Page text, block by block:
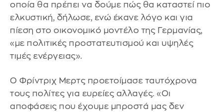
οποία θα πρέπει να δούμε πώς θα καταστεί πιο
ελκυστική, δήλωσε, ενώ έκανε λόγο και για
πίεση στο οικονομικό μοντέλο της Γερμανίας,
«με πολιτικές προστατευτισμού και υψηλές
τιμές ενέργειας».
Ο Φρίντριχ Μερτς προετοίμασε ταυτόχρονα
τους πολίτες για ευρείες αλλαγές. «Οι
αποφάσεις που έχουμε μπροστά μας δεν